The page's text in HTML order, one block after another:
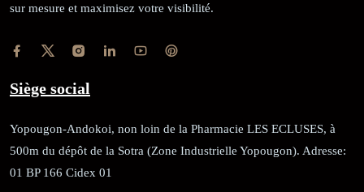
sur mesure et maximisez votre visibilité.
Siège social
Yopougon-Andokoi, non loin de la Pharmacie LES ECLUSES, à
500m du dépôt de la Sotra (Zone Industrielle Yopougon). Adresse:
01 BP 166 Cidex 01